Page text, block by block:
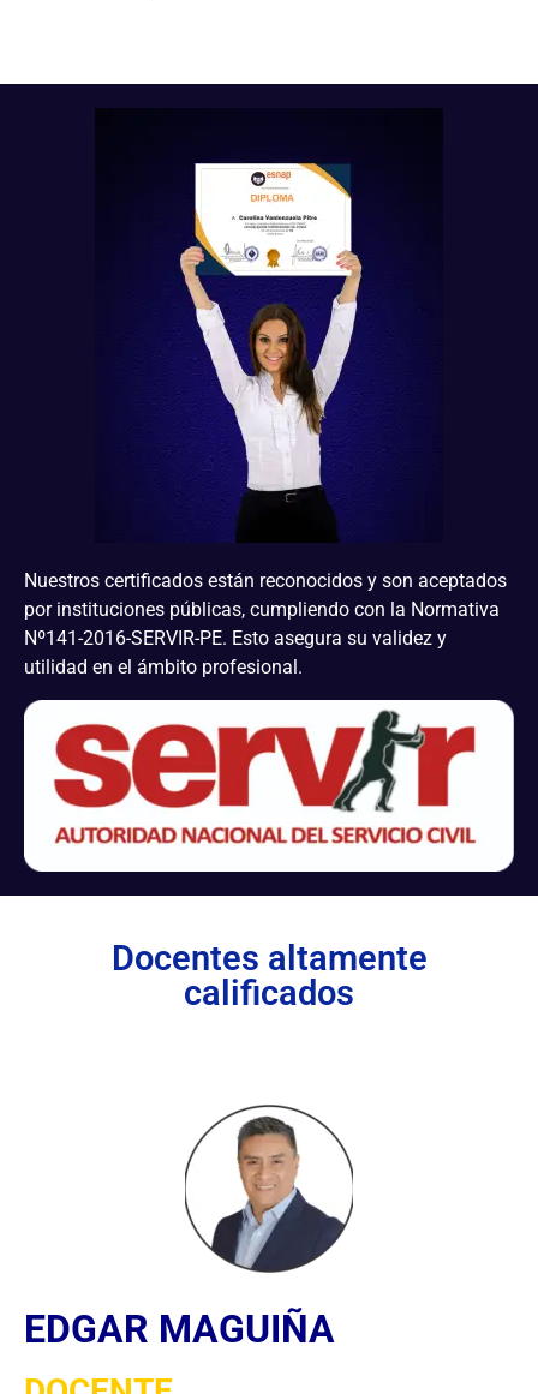
Nuestros certificados están reconocidos y son aceptados
por instituciones públicas, cumpliendo con la Normativa
Nº141-2016-SERVIR-PE. Esto asegura su validez y
utilidad en el ámbito profesional.
Docentes altamente
calificados
EDGAR MAGUIÑA